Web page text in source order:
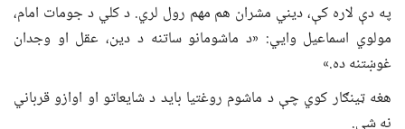
په دې لاره کې، دیني مشران هم مهم رول لري. د کلي د جومات امام،
مولوي اسماعیل وایي: «د ماشومانو ساتنه د دین، عقل او وجدان
غوښتنه ده.»
هغه ټینګار کوي چې د ماشوم روغتیا باید د شایعاتو او اوازو قرباني